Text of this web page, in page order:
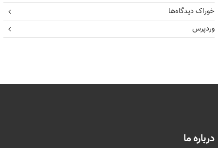
خوراک دیدگاه‌ها
وردپرس
درباره ما